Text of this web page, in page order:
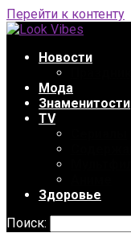
Перейти к контенту
Новости
Мода
Знаменитости
TV
Здоровье
Поиск: